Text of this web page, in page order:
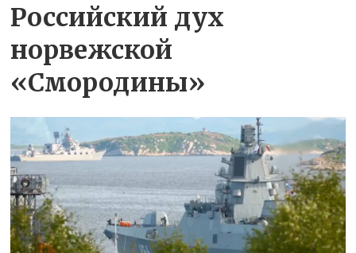
Российский дух
норвежской
«Смородины»